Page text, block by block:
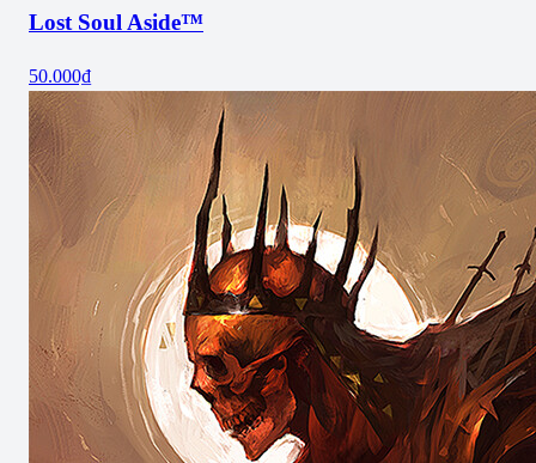
Lost Soul Aside™
50.000₫